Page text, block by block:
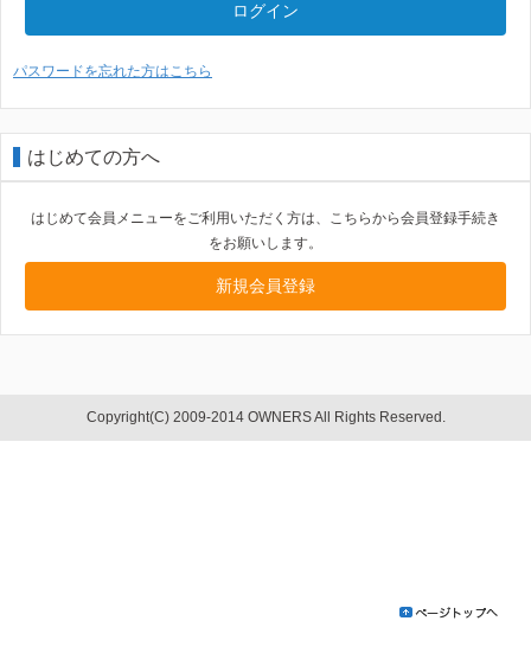
ログイン
パスワードを忘れた方はこちら
はじめての方へ
はじめて会員メニューをご利用いただく方は、こちらから会員登録手続き
をお願いします。
新規会員登録
Copyright(C) 2009-2014 OWNERS All Rights Reserved.